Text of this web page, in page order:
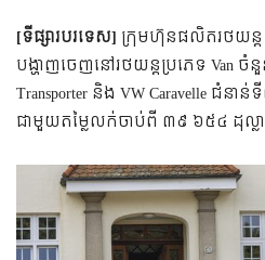
[ទីផ្សារបរទេស] ក្រុមហ៊ុនផលិតរថយន្ត
បង្ហាញចេញនៅរថយន្តប្រភេទ Van
Transporter និង VW Caravelle ជំនា
ជាមួយតម្លៃលក់ចាប់ពី ៣៩ ៦៥៤ ដុល្លា